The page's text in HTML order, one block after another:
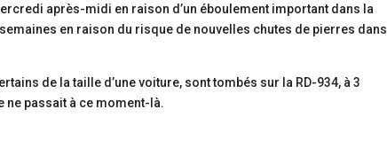
après-midi en raison d’un éboulement important dans la
en raison du risque de nouvelles chutes de pierres dans
de la taille d’une voiture, sont tombés sur la RD-934, à 3
ne passait à ce moment-là.